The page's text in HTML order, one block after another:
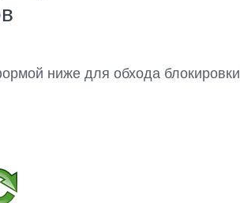
ниже для обхода блокировки